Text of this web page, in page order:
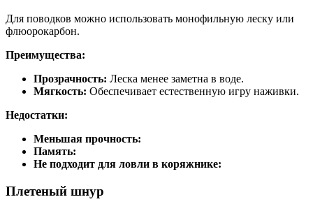
Для поводков можно использовать монофильную леску или
флюорокарбон.
Преимущества:
Прозрачность: Леска менее заметна в воде.
Мягкость: Обеспечивает естественную игру наживки.
Недостатки:
Меньшая прочность:
Память:
Не подходит для ловли в коряжнике:
Плетеный шнур